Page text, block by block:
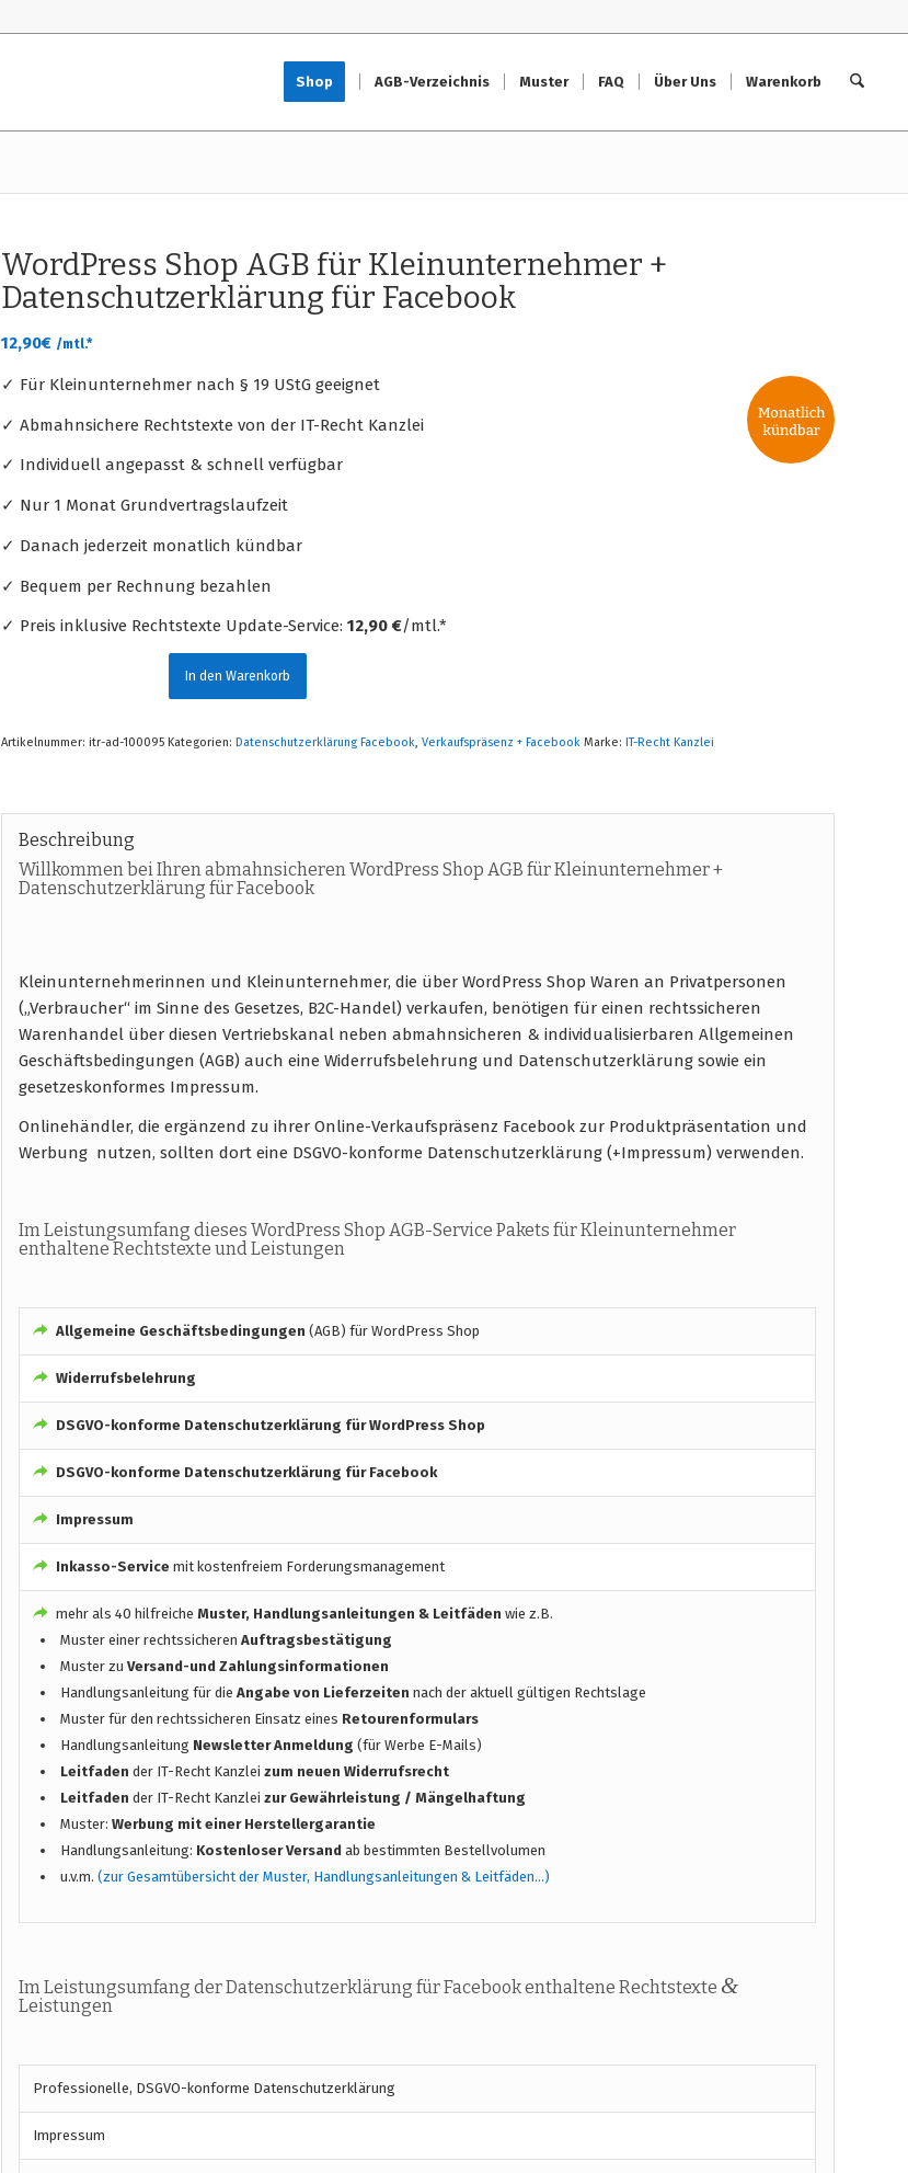
Shop AGB-Verzeichnis Muster FAQ Über Uns Warenkorb
WordPress Shop AGB für Kleinunternehmer +
Datenschutzerklärung für Facebook
12,90€ /mtl.*
✓ Für Kleinunternehmer nach § 19 UStG geeignet
✓ Abmahnsichere Rechtstexte von der IT-Recht Kanzlei
✓ Individuell angepasst & schnell verfügbar
✓ Nur 1 Monat Grundvertragslaufzeit
✓ Danach jederzeit monatlich kündbar
✓ Bequem per Rechnung bezahlen
✓ Preis inklusive Rechtstexte Update-Service:12,90 €/mtl.*
In den Warenkorb
Artikelnummer:itr-ad-100095 Kategorien:Datenschutzerklärung Facebook,Verkaufspräsenz + Facebook Marke:IT-Recht Kanzlei
Beschreibung
Willkommen bei Ihren abmahnsicheren WordPress Shop AGB für Kleinunternehmer +
Datenschutzerklärung für Facebook
Kleinunternehmerinnen und Kleinunternehmer, die über WordPress Shop Waren an Privatpersonen
(„Verbraucher“ im Sinne des Gesetzes, B2C-Handel) verkaufen, benötigen für einen rechtssicheren
Warenhandel über diesen Vertriebskanal neben abmahnsicheren & individualisierbaren Allgemeinen
Geschäftsbedingungen (AGB) auch eine Widerrufsbelehrung und Datenschutzerklärung sowie ein
gesetzeskonformes Impressum.
Onlinehändler, die ergänzend zu ihrer Online-Verkaufspräsenz Facebook zur Produktpräsentation und
Werbung nutzen, sollten dort eine DSGVO-konforme Datenschutzerklärung (+Impressum) verwenden.
Im Leistungsumfang dieses WordPress Shop AGB-Service Pakets für Kleinunternehmer
enthaltene Rechtstexte und Leistungen
Allgemeine Geschäftsbedingungen (AGB) für WordPress Shop
Widerrufsbelehrung
DSGVO-konforme Datenschutzerklärung für WordPress Shop
DSGVO-konforme Datenschutzerklärung für Facebook
Impressum
Inkasso-Service mit kostenfreiem Forderungsmanagement
mehr als 40 hilfreiche Muster, Handlungsanleitungen & Leitfäden wie z.B.
Muster einer rechtssicherenAuftragsbestätigung
Muster zuVersand-und Zahlungsinformationen
Handlungsanleitung für dieAngabe von Lieferzeiten nach der aktuell gültigen Rechtslage
Muster für den rechtssicheren Einsatz eines Retourenformulars
Handlungsanleitung Newsletter Anmeldung(für Werbe E-Mails)
Leitfaden der IT-Recht Kanzleizum neuen Widerrufsrecht
Leitfaden der IT-Recht Kanzleizur Gewährleistung / Mängelhaftung
Muster:Werbung mit einer Herstellergarantie
Handlungsanleitung: Kostenloser Versand ab bestimmten Bestellvolumen
u.v.m.(zur Gesamtübersicht der Muster, Handlungsanleitungen & Leitfäden…)
Im Leistungsumfang der Datenschutzerklärung für Facebook enthaltene Rechtstexte &
Leistungen
Professionelle, DSGVO-konforme Datenschutzerklärung
Impressum